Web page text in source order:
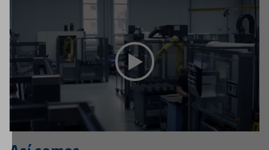
Este vídeo está alojado en YouTube. Para ver el vídeo,
acepte las cookies multimedia en elconfiguración de
privacidad